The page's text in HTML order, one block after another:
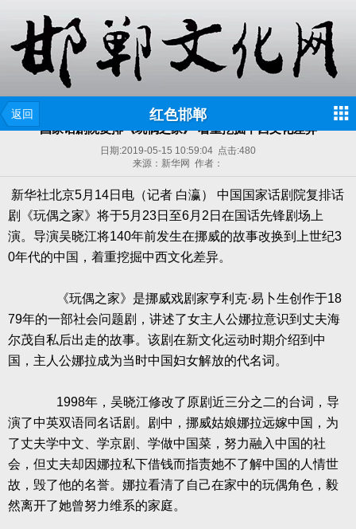
返回 红色邯郸
国家话剧院复排《玩偶之家》 着重挖掘中西文化差异
日期:2019-05-15 10:59:04 点击:480
来源：新华网 作者：
新华社北京5月 14日电（记者 白瀛）
中国国家话剧院复排话
剧《玩偶之家》将于5月 23日至6月 2 日在国话先锋剧场上
演。导演吴晓江将140年前发生在挪威的故事改换到上世纪3
0年代的中国，着重挖掘中西文化差异。
《玩偶之家》是挪威戏剧家亨利克·易卜生创作于18
79年的一部社会问题剧，讲述了女主人公娜拉意识到丈夫海
尔茂自私后出走的故事。该剧在新文化运动时期介绍到中
国，主人公娜拉成为当时中国妇女解放的代名词。
1998年，吴晓江修改了原剧近三分之二的台词，导
演了中英双语同名话剧。剧中，挪威姑娘娜拉远嫁中国，为
了丈夫学中文、学京剧、学做中国菜，努力融入中国的社
会，但丈夫却因娜拉私下借钱而指责她不了解中国的人情世
故，毁了他的名誉。娜拉看清了自己在家中的玩偶角色，毅
然离开了她曾努力维系的家庭。